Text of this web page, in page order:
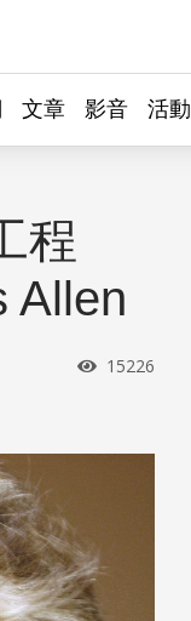
文章 影音 活動
程
Allen
瀏覽次數
15226